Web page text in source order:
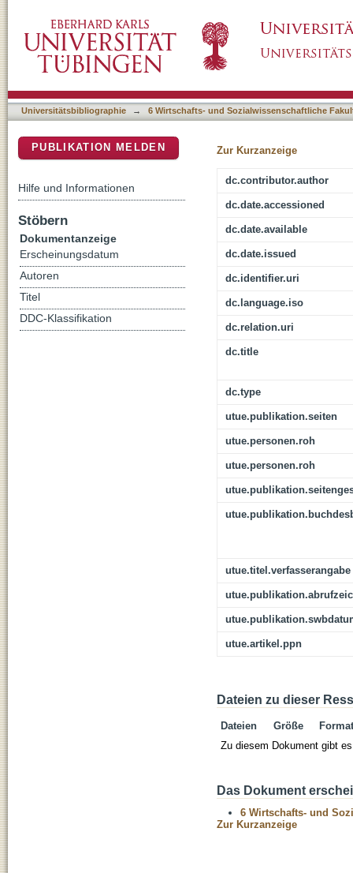
Marseille
Universitätsbibliographie → 6 Wirtschafts- und Sozialwissenschaftliche
Zur Kurzanzeige
dc.contributor.author
dc.date.accessioned
dc.date.available
dc.date.issued
dc.identifier.uri
dc.language.iso
dc.relation.uri
dc.title
dc.type
utue.publikation.seiten
utue.personen.roh
utue.personen.roh
utue.titel.verfasserangabe
utue.artikel.ppn
Dateien zu dieser
Dateien Größe
Format
Zu diesem Dokument gibt
Das Dokument
6 Wirtschafts- und
Zur Kurzanzeige
PUBLIKATION MELDEN
Hilfe und Informationen
Stöbern
Dokumentanzeige
Erscheinungsdatum
Autoren
Titel
DDC-Klassifikation